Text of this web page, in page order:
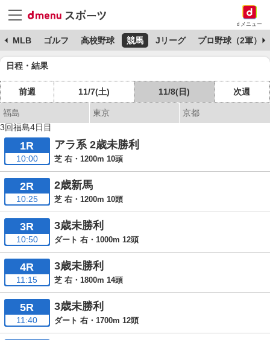
dメニュー
MLB ゴルフ 高校野球 競馬 Jリーグ プロ野球（2軍）
日程・結果
前週 11/7(土) 11/8(日) 次週
福島 東京
京都
3回福島4日目
1R
10:00
アラ系 2歳未勝利
芝 右・1200m 10頭
2R
10:25
2歳新馬
芝 右・1200m 10頭
3R
10:50
3歳未勝利
ダート 右・1000m 12頭
4R
11:15
3歳未勝利
芝 右・1800m 14頭
5R
11:40
3歳未勝利
ダート 右・1700m 12頭